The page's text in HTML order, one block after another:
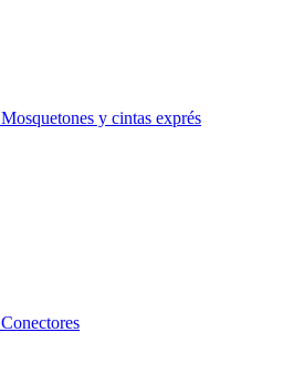
Mosquetones y cintas exprés
Conectores